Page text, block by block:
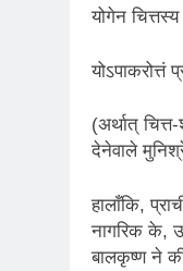
योगेन
योऽपाकरोत्तं
(अर्थात्
देनेवाले
हालाँकि,
नागरिक के,
बालकृष्ण ने